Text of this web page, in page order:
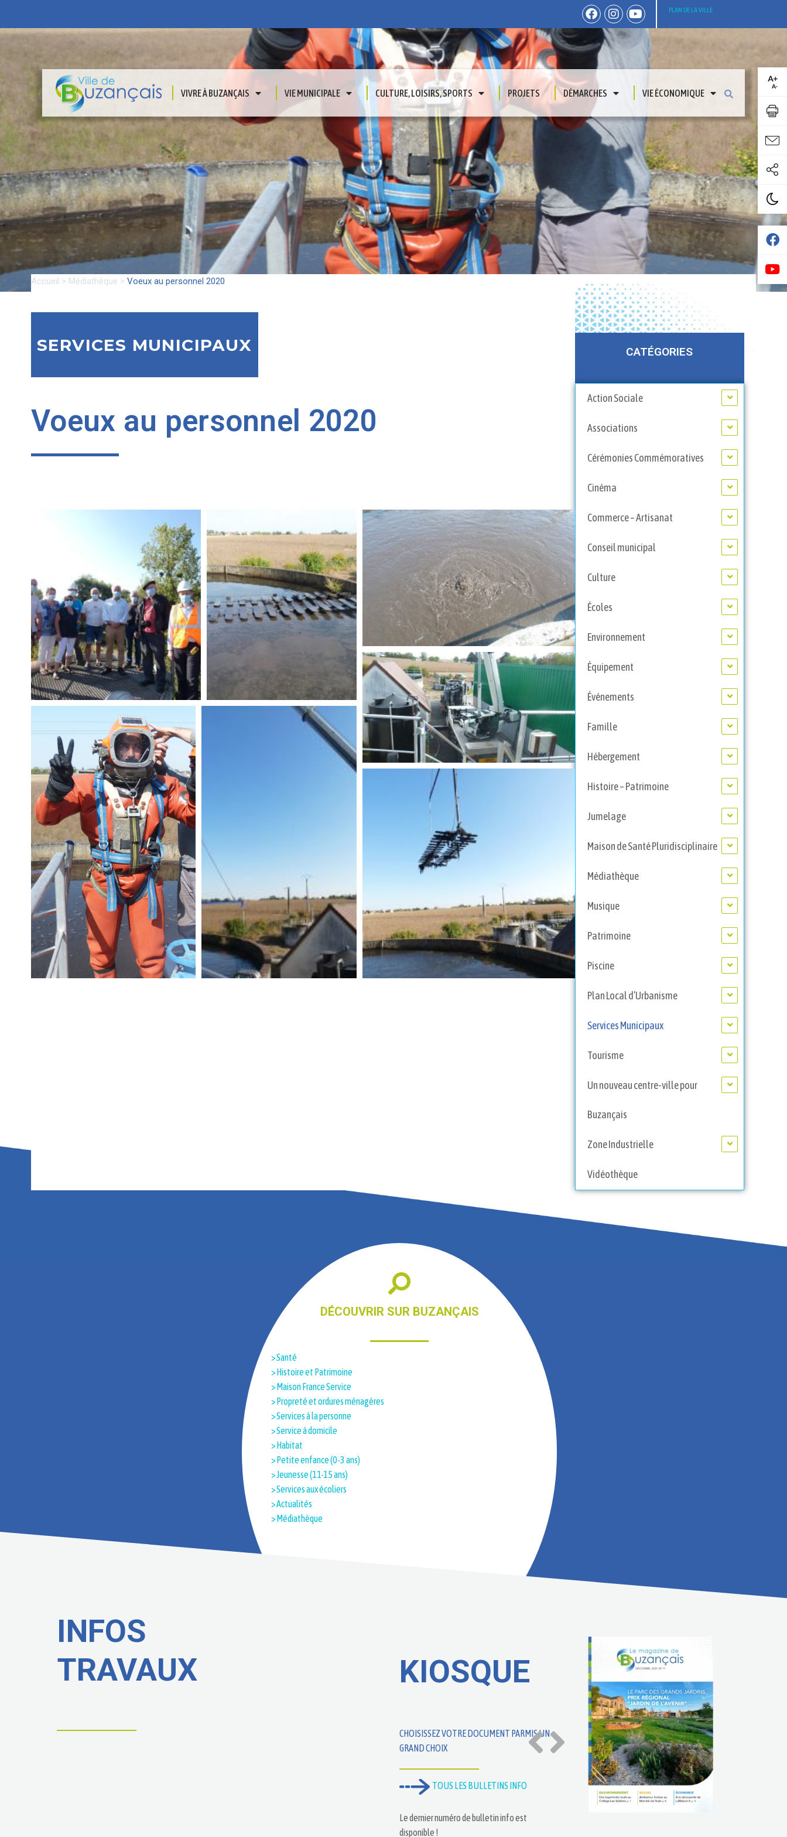
PLAN DE LA VILLE
VIVRE À BUZANÇAIS VIE MUNICIPALE CULTURE, LOISIRS, SPORTS PROJETS DÉMARCHES VIE ÉCONOMIQUE
Accueil > Médiathèque > Voeux au personnel 2020
SERVICES MUNICIPAUX
Voeux au personnel 2020
CATÉGORIES
Action Sociale
Associations
Cérémonies Commémoratives
Cinéma
Commerce – Artisanat
Conseil municipal
Culture
Écoles
Environnement
Équipement
Événements
Famille
Hébergement
Histoire – Patrimoine
Jumelage
Maison de Santé Pluridisciplinaire
Médiathèque
Musique
Patrimoine
Piscine
Plan Local d’Urbanisme
Services Municipaux
Tourisme
Un nouveau centre-ville pour
Buzançais
Zone Industrielle
Vidéothèque
DÉCOUVRIR SUR BUZANÇAIS
> Santé
> Histoire et Patrimoine​
> Maison France Service
> Propreté et ordures ménagères
> Services à la personne
> Service à domicile
> Habitat
> Petite enfance (0-3 ans)
> Jeunesse (11-15 ans)
> Services aux écoliers
> Actualités
> Médiathèque
INFOS
TRAVAUX
KIOSQUE
CHOISISSEZ VOTRE DOCUMENT PARMIS UN
GRAND CHOIX
TOUS LES BULLETINS INFO
Le dernier numéro de bulletin info est
disponible !